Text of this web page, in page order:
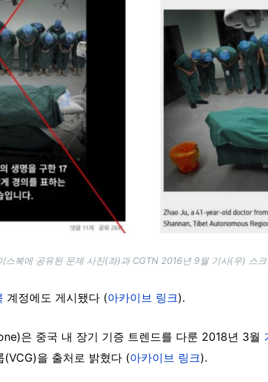
스북에 공유된 문제 사진(좌)과 CGTN 2016년 9월 기사(우) 스
계정에도 게시됐다 (아카이브 링크).
은 중국 내 장기 기증 트렌드를 다룬 2018년 3월
(VCG)을 출처로 밝혔다 (아카이브 링크).